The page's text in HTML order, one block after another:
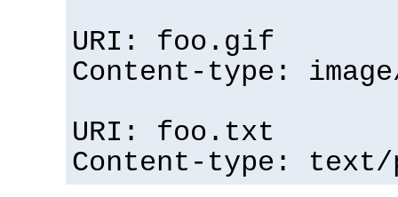
URI: foo.gif
Content-type:
URI: foo.txt
Content-type: